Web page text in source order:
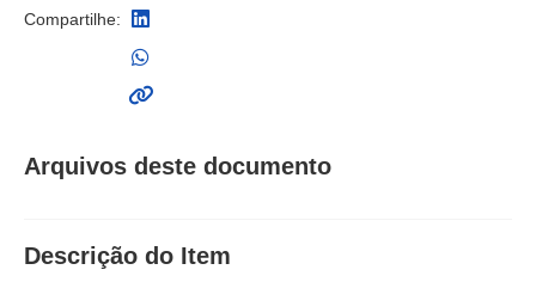
Compartilhe:
Arquivos deste documento
Descrição do Item